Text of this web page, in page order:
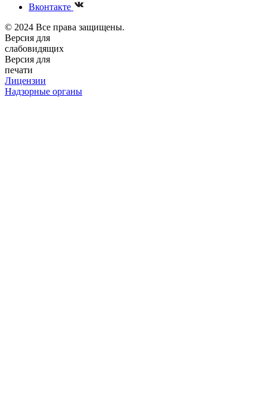
Вконтакте
© 2024 Все права защищены.
Версия для
слабовидящих
Версия для
печати
Лицензии
Надзорные органы